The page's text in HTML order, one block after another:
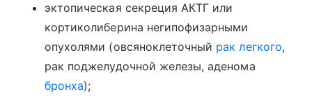
эктопическая секреция АКТГ или
кортиколиберина негипофизарными
опухолями (овсяноклеточный рак легкого,
рак поджелудочной железы, аденома
бронха);